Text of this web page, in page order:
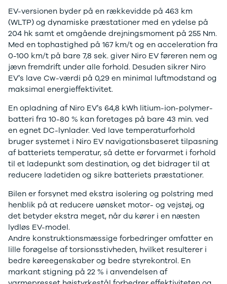
CT200h
Mazda
Se alle
Mazda
Elbil
CX-5
CX-30
CX-3
2
3
6
MX-30
MX-5
CX-60
Mercedes
Se alle
Elbil
A-klasse
A180 d
A200 d
B180 d
B180
B200
EV-versionen byder på en rækkevidde på 463 km
(WLTP) og dynamiske præstationer med en ydelse på
204 hk samt et omgående drejningsmoment på 255 Nm.
Med en tophastighed på 167 km/t og en acceleration fra
0-100 km/t på bare 7,8 sek. giver Niro EV føreren nem og
jævn fremdrift under alle forhold. Desuden sikrer Niro
EV’s lave Cw-værdi på 0,29 en minimal luftmodstand og
maksimal energieffektivitet.
En opladning af Niro EV’s 64,8 kWh litium-ion-polymer-
batteri fra 10-80 % kan foretages på bare 43 min. ved
en egnet DC-lynlader. Ved lave temperaturforhold
bruger systemet i Niro EV navigationsbaseret tilpasning
af batteriets temperatur, så dette er forvarmet i forhold
til et ladepunkt som destination, og det bidrager til at
reducere ladetiden og sikre batteriets præstationer.
Bilen er forsynet med ekstra isolering og polstring med
henblik på at reducere uønsket motor- og vejstøj, og
det betyder ekstra meget, når du kører i en næsten
lydløs EV-model.
Andre konstruktionsmæssige forbedringer omfatter en
lille forøgelse af torsionsstivheden, hvilket resulterer i
bedre køreegenskaber og bedre styrekontrol. En
markant stigning på 22 % i anvendelsen af